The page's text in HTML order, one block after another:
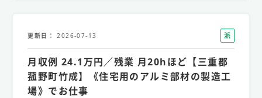
更新日 2026-07-13
派
遣
社
員
月収例 24.1万円／残業 月20hほど【三重郡
菰野町竹成】《住宅用のアルミ部材の製造工
場》でお仕事